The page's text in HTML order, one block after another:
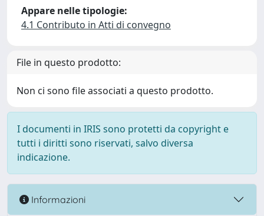
Appare nelle tipologie:
4.1 Contributo in Atti di convegno
File in questo prodotto:
Non ci sono file associati a questo prodotto.
I documenti in IRIS sono protetti da copyright e
tutti i diritti sono riservati, salvo diversa
indicazione.
Informazioni